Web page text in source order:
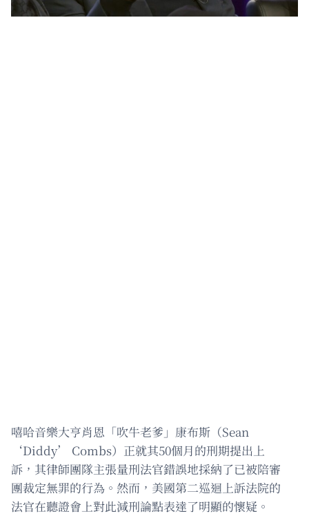
嘻哈音樂大亨肖恩「吹牛老爹」康布斯（Sean
‘Diddy’ Combs）正就其50個月的刑期提出上
訴，其律師團隊主張量刑法官錯誤地採納了已被陪審
團裁定無罪的行為。然而，美國第二巡迴上訴法院的
法官在聽證會上對此減刑論點表達了明顯的懷疑。